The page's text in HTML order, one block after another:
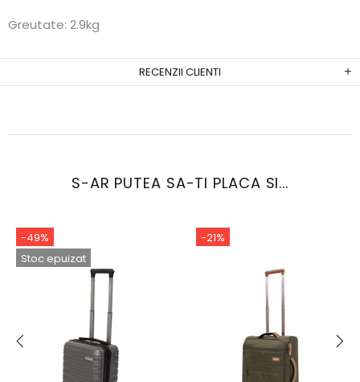
Greutate: 2.9kg
RECENZII CLIENTI
S-AR PUTEA SA-TI PLACA SI...
-49%
Stoc epuizat
-21%